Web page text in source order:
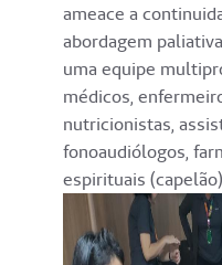
ameace a
abordagem
uma equipe
médicos,
nutricionistas,
fonoaudiólogos,
espirituais